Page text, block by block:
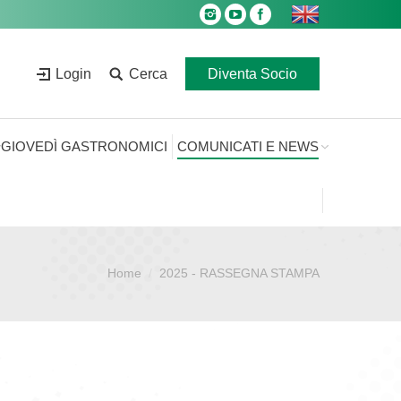
Login Cerca Diventa Socio
GIOVEDÌ GASTRONOMICI COMUNICATI E NEWS
Sei qui:Home 2025 - RASSEGNA STAMPA